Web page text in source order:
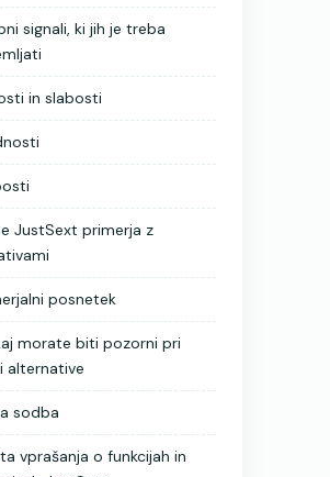
signali, ki jih je treba
in slabosti
JustSext primerja z
posnetek
morate biti pozorni pri
alternative
sodba
vprašanja o funkcijah in